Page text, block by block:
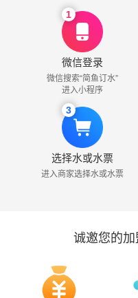
1
微信登录
微信搜索“简鱼订水”
进入小程序
3
选择水或水票
进入商家选择水或水票
诚邀您的